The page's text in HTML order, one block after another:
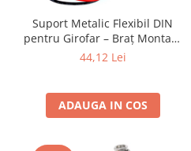
Suport Metalic Flexibil DIN
pentru Girofar – Braț Montare
Tractor și Utilaje
44,12 Lei
ADAUGA IN COS